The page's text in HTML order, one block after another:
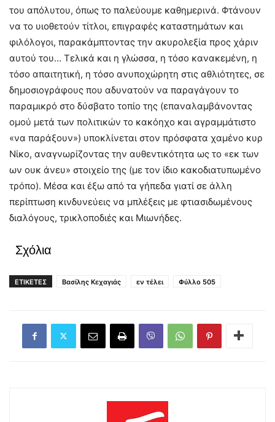
του απόλυτου, όπως το παλεύουμε καθημερινά. Φτάνουν
να το υιοθετούν τίτλοι, επιγραφές καταστημάτων και
φιλόλογοι, παρακάμπτοντας την ακυρολεξία προς χάριν
αυτού του… Τελικά και η γλώσσα, η τόσο κανακεμένη, η
τόσο απαιτητική, η τόσο ανυποχώρητη στις αθλιότητες, σε
δημοσιογράφους που αδυνατούν να παραγάγουν το
παραμικρό στο δύσβατο τοπίο της (επαναλαμβάνοντας
ομού μετά των πολιτικών το κακόηχο και αγραμμάτιστο
«να παράξουν») υποκλίνεται στον πρόσφατα χαμένο κυρ
Νίκο, αναγνωρίζοντας την αυθεντικότητα ως το «εκ των
ων ουκ άνευ» στοιχείο της (με τον ίδιο κακοδιατυπωμένο
τρόπο). Μέσα και έξω από τα γήπεδα γιατί σε άλλη
περίπτωση κινδυνεύεις να μπλέξεις με φτιασιδωμένους
διαλόγους, τρικλοποδιές και Μιωνήδες.
Σχόλια
ΕΤΙΚΕΤΕΣ Βασίλης Κεχαγιάς εν τέλει Φύλλο 505